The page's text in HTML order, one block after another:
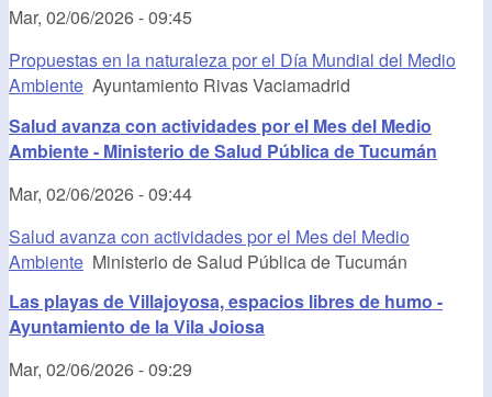
Mar, 02/06/2026 - 09:45
Propuestas en la naturaleza por el Día Mundial del Medio
Ambiente Ayuntamiento Rivas Vaciamadrid
Salud avanza con actividades por el Mes del Medio
Ambiente - Ministerio de Salud Pública de Tucumán
Mar, 02/06/2026 - 09:44
Salud avanza con actividades por el Mes del Medio
Ambiente Ministerio de Salud Pública de Tucumán
Las playas de Villajoyosa, espacios libres de humo -
Ayuntamiento de la Vila Joiosa
Mar, 02/06/2026 - 09:29